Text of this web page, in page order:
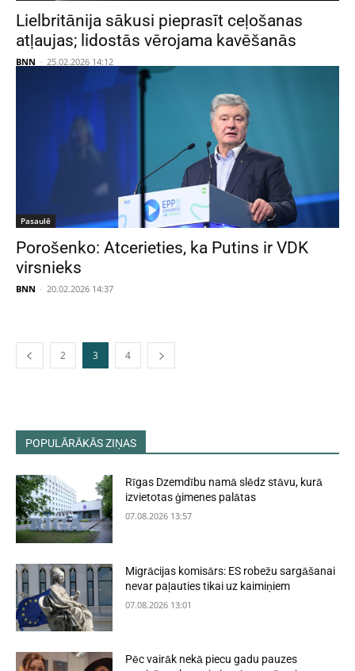
Lielbritānija sākusi pieprasīt ceļošanas
atļaujas; lidostās vērojama kavēšanās
BNN - 25.02.2026 14:12
Pasaulē
Porošenko: Atcerieties, ka Putins ir VDK
virsnieks
BNN - 20.02.2026 14:37
2 3 4
POPULĀRĀKĀS ZIŅAS
Rīgas Dzemdību namā slēdz stāvu, kurā
izvietotas ģimenes palātas
07.08.2026 13:57
Migrācijas komisārs: ES robežu sargāšanai
nevar paļauties tikai uz kaimiņiem
07.08.2026 13:01
Pēc vairāk nekā piecu gadu pauzes